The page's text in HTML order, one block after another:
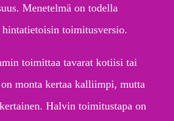
Menetelmä on todella
toimitusversio.
toimittaa tavarat kotiisi tai
monta kertaa kalliimpi, mutta
Halvin toimitustapa on